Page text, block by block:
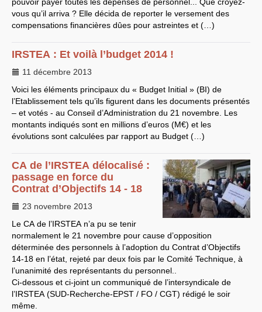
Année 2019
Année 2018
Année 2017
année 2014
Année 2012
Année 2010
Année 2009
Année 2008
Année 2007
Année 2006
Année 2005
LES BRANCHES
CNRS-INRIA
Archives temporaires
mémoire
Accès aux moyens
informatiques
Concours interne
DGG
Evaluation des Ingénieurs
et Techniciens
SIRHUS- Dossier
vous qu’il arriva ? Elle décida de reporter le versement des
compensations financières dûes pour astreintes et (…)
IRSTEA : Et voilà l’budget 2014 !
11 décembre 2013
Voici les éléments principaux du « Budget Initial » (BI) de
l’Etablissement tels qu’ils figurent dans les documents présentés
– et votés - au Conseil d’Administration du 21 novembre. Les
montants indiqués sont en millions d’euros (M€) et les
évolutions sont calculées par rapport au Budget (…)
CA de l’IRSTEA délocalisé :
passage en force du
Contrat d’Objectifs 14 - 18
23 novembre 2013
Le CA de l’IRSTEA n’a pu se tenir
normalement le 21 novembre pour cause d’opposition
déterminée des personnels à l’adoption du Contrat d’Objectifs
14-18 en l’état, rejeté par deux fois par le Comité Technique, à
l’unanimité des représentants du personnel..
Ci-dessous et ci-joint un communiqué de l’intersyndicale de
l’IRSTEA (SUD-Recherche-EPST / FO / CGT) rédigé le soir
même.